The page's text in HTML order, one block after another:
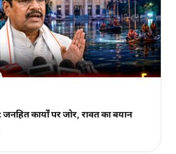
कार्यों पर जोर, रावत का बयान